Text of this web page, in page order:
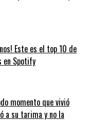
Este es el top 10 de
en Spotify
momento que vivió
a su tarima y no la